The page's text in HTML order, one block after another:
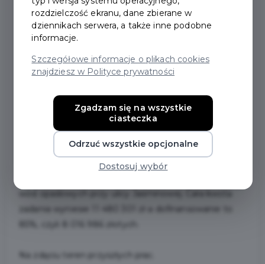
ZBIORNIKA
RETENCYJNEGO
podpisał umowę na dofinansowanie z Programu
Operacyjnego Infrastruktura i Środowisko 2014 – 2020
projektu budowy zbiornika retencyjnego
zlokalizowanego w rejonie ulicy Przy Torze Etap II,
oraz sieci kanalizacji deszczowej w ulicach Komara,
Na zdęciu teren przyszłych prac.
rozdzielczość ekranu, dane zbierane w
dziennikach serwera, a także inne podobne
informacje.
Szczegółowe informacje o plikach cookies
znajdziesz w Polityce prywatności
Zgadzam się na wszystkie
ciasteczka
Odrzuć wszystkie opcjonalne
Dostosuj wybór